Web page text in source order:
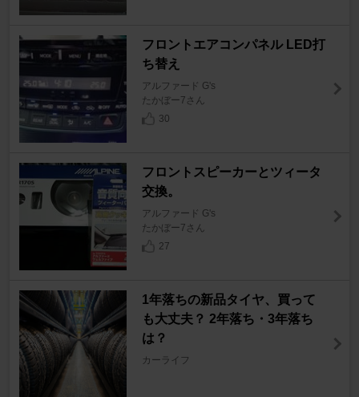
フロントエアコンパネル LED打
ち替え
アルファード G's
たかぼー7さん
30
フロントスピーカーとツィータ
交換。
アルファード G's
たかぼー7さん
27
1年落ちの新品タイヤ、買って
も大丈夫？ 2年落ち・3年落ち
は？
カーライフ